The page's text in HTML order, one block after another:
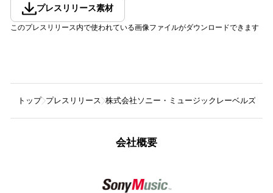
プレスリリース素材
このプレスリリース内で使われている画像ファイルがダウンロードできます
トップ プレスリリース 株式会社ソニー・ミュージックレーベルズ
会社概要